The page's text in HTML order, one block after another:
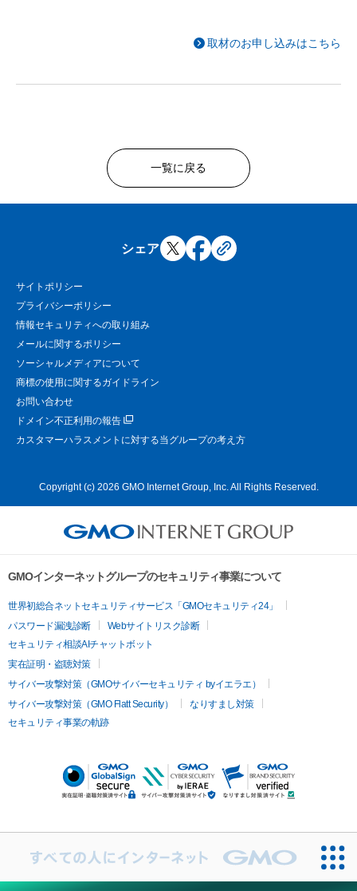
取材のお申し込みはこちら
一覧に戻る
シェア
サイトポリシー
プライバシーポリシー
情報セキュリティへの取り組み
メールに関するポリシー
ソーシャルメディアについて
商標の使用に関するガイドライン
お問い合わせ
ドメイン不正利用の報告
カスタマーハラスメントに対する当グループの考え方
Copyright (c) 2026 GMO Internet Group, Inc. All Rights Reserved.
GMOインターネットグループのセキュリティ事業について
世界初総合ネットセキュリティサービス「GMOセキュリティ24」
パスワード漏洩診断
Webサイトリスク診断
セキュリティ相談AIチャットボット
実在証明・盗聴対策
サイバー攻撃対策（GMOサイバーセキュリティ byイエラエ）
サイバー攻撃対策（GMO Flatt Security）
なりすまし対策
セキュリティ事業の軌跡